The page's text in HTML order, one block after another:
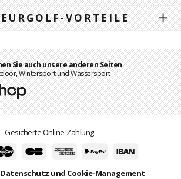
VORTEILE
Sie auch unsere anderen Seiten
Wintersport und Wassersport
Gesicherte Online-Zahlung
Datenschutz und Cookie-Management